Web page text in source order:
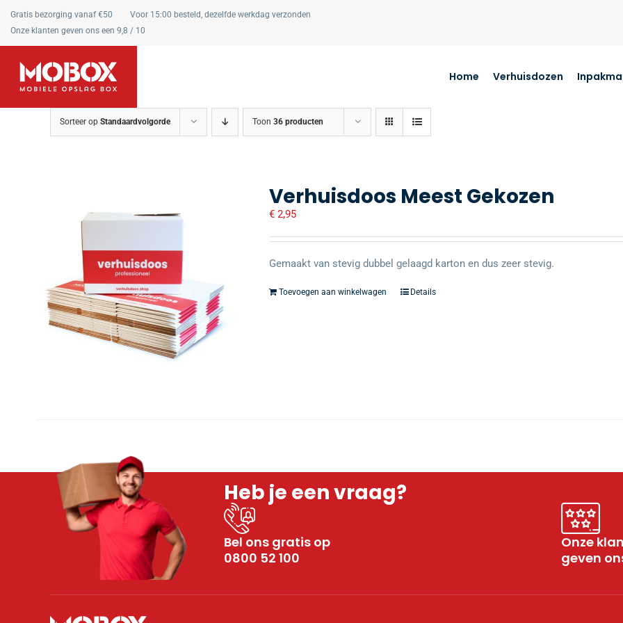
Gratis bezorging vanaf €50
Voor 15:00 besteld, dezelfde werkdag verzonden
Onze klanten geven ons een 9,8 / 10
Home Verhuisdozen
Sorteer op Standaardvolgorde Toon 36 producten
Verhuisdoos Meest Gekozen
€2,95
Gemaakt van stevig dubbel gelaagd karton en dus zeer stevig.
Toevoegen aan winkelwagen Details
Heb je een vraag?
Bel ons gratis op
0800 52 100
Onze
geven